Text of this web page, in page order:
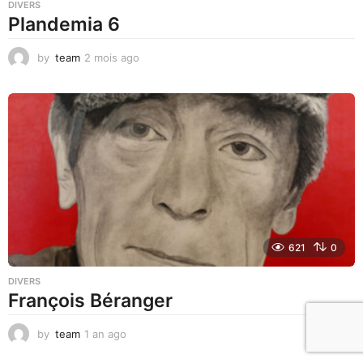
DIVERS
Plandemia 6
by team 2 mois ago
i
s
a
621 0
DIVERS
François Béranger
by team 1 an ago